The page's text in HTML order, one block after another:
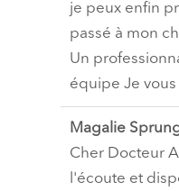
je peux enfin
passé à mon
Un
équipe Je vous
Magalie
Cher Docteur
l'écoute et